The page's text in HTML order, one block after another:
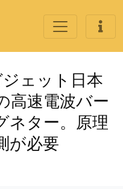
ジェット日本
高速電波バー
ネター。原理
が必要